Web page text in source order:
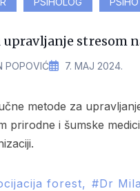
upravljanje stresom
POPOVIĆ 7. МАЈ 2024.
prirodne i šumske
forest Dr